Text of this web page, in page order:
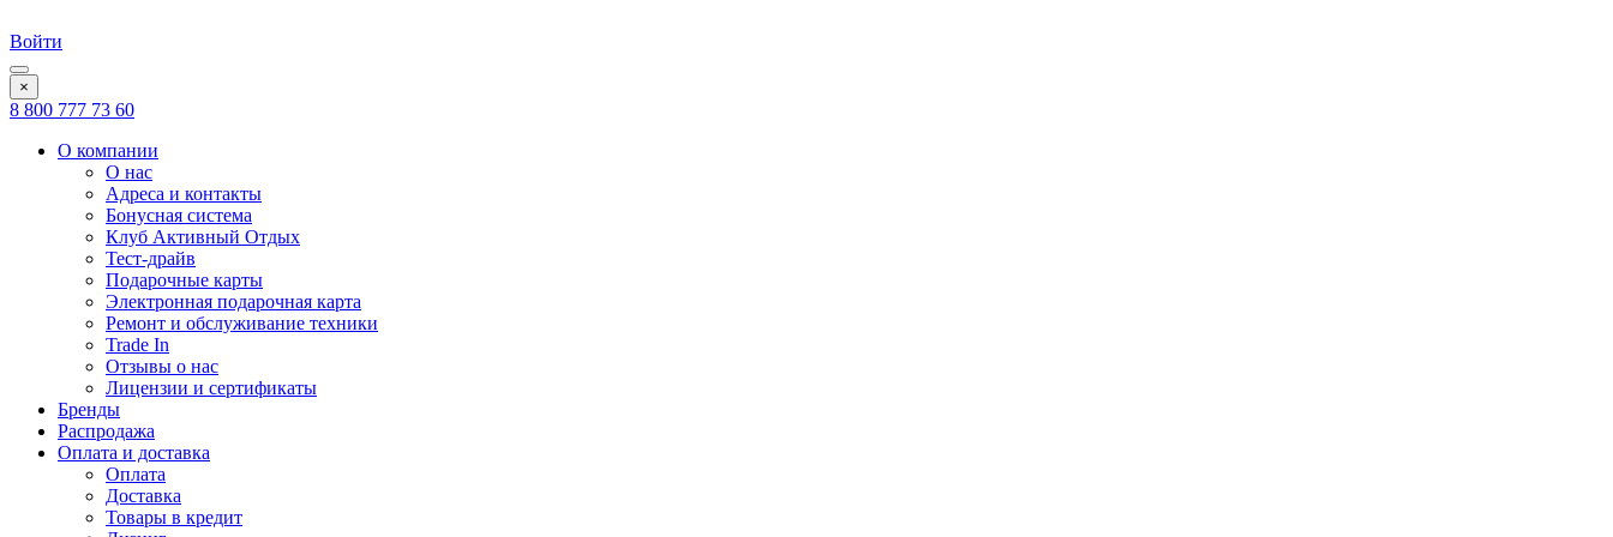
Войти
×
8 800 777 73 60
О компании
О нас
Адреса и контакты
Бонусная система
Клуб Активный Отдых
Тест-драйв
Подарочные карты
Электронная подарочная карта
Ремонт и обслуживание техники
Trade In
Отзывы о нас
Лицензии и сертификаты
Бренды
Распродажа
Оплата и доставка
Оплата
Доставка
Товары в кредит